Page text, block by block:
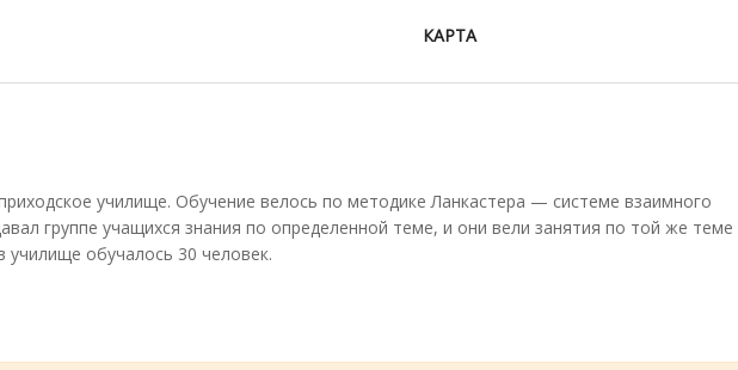
КАРТА
училище. Обучение велось по методике Ланкастера — системе взаимного
группе учащихся знания по определенной теме, и они вели занятия по той же теме
училище обучалось 30 человек.